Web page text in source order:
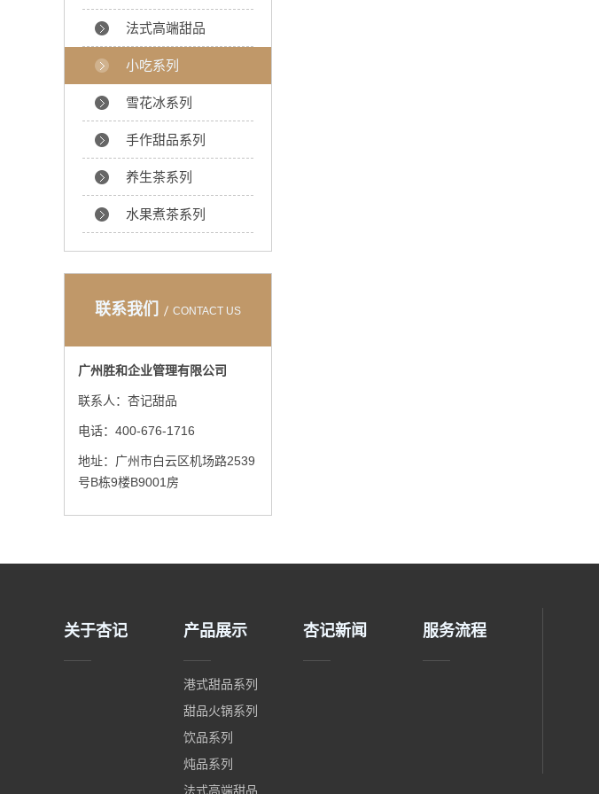
法式高端甜品
小吃系列
雪花冰系列
手作甜品系列
养生茶系列
水果煮茶系列
联系我们 CONTACT US
广州胜和企业管理有限公司
联系人：杏记甜品
电话：400-676-1716
地址：广州市白云区机场路2539
号B栋9楼B9001房
关于杏记 产品展示
港式甜品系列
甜品火锅系列
饮品系列
炖品系列
法式高端甜品
杏记新闻 服务流程